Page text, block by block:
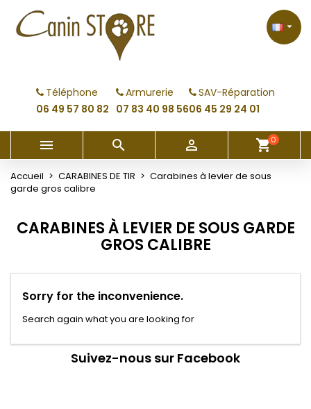
Téléphone
06 49 57 80 82
Armurerie
07 83 40 98 56
SAV-Réparation
06 45 29 24 01

   shopping_cart0
Accueil CARABINES DE TIR
Carabines à levier de sous
garde gros calibre
CARABINES À LEVIER DE SOUS GARDE
GROS CALIBRE
Sorry for the inconvenience.
Search again what you are looking for
Suivez-nous sur Facebook
My wishlists ×
Create new list
((modalTitle)) ×
((confirmMessage))
((cancelText)) ((modalDeleteText))
Créer une liste d'envies ×
Créer une liste d'envies
Connexion ×
Vous devez être connecté pour ajouter des produits